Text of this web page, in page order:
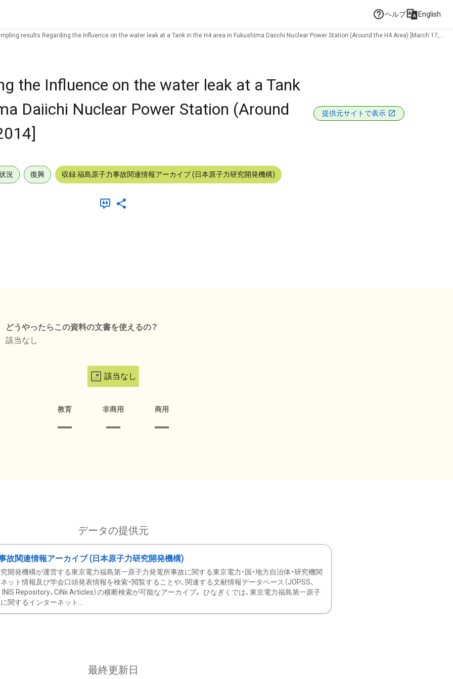
ヘルプ English
results Regarding the Influence on the water leak at a Tank in the H4 area in Fukushima Daiichi Nuclear Power Station (Around the H4 Area) [March 17,
the Influence on the water leak at a Tank
Daiichi Nuclear Power Station (Around
提供元サイトで表示
況 復興 収録:福島原子力事故関連情報アーカイブ (日本原子力研究開発機構)
どうやったらこの資料の文書を使えるの？
該当なし
該当なし
教育 非商用 商用
データの提供元
故関連情報アーカイブ (日本原子力研究開発機構)
開発機構が運営する東京電力福島第一原子力発電所事故に関する東京電力・国・地方自治体・研究機関
ット情報及び学会口頭発表情報を検索・閲覧することや、関連する文献情報データベース（JOPSS、
INIS Repository、CiNii Articles）の横断検索が可能なアーカイブ。 ひなぎくでは、東京電力福島第一原子
関するインターネット...
最終更新日